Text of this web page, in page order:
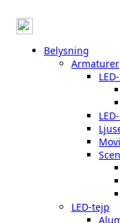
Belysning
Armaturer
LED-tejp